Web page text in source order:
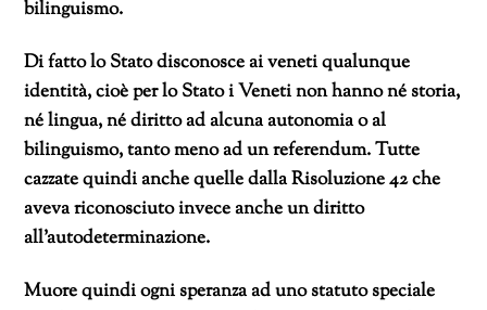
bilinguismo.
Di fatto lo Stato disconosce ai veneti qualunque
identità, cioè per lo Stato i Veneti non hanno né storia,
né lingua, né diritto ad alcuna autonomia o al
bilinguismo, tanto meno ad un referendum. Tutte
cazzate quindi anche quelle dalla Risoluzione 42 che
aveva riconosciuto invece anche un diritto
all’autodeterminazione.
Muore quindi ogni speranza ad uno statuto speciale